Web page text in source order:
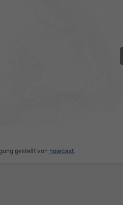
gestellt von nowcast.